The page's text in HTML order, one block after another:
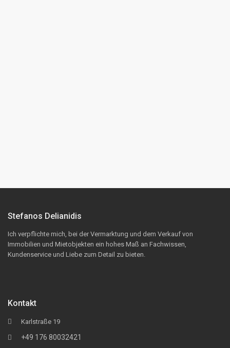
Stefanos Delianidis
Ich verpflichte mich, bei der Vermarktung und dem Verkauf von
Immobilien und Mietobjekten ein hohes Maß an Fachwissen,
Kundenservice und Liebe zum Detail zu bieten.
Kontakt
Karlstraße 19
+49 176 80032421